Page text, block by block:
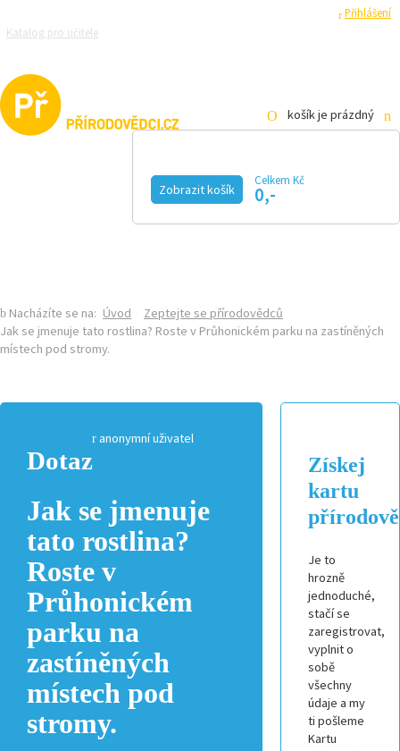
Přihlášení
Katalog pro učitele
košík je prázdný
Zobrazit košík
Celkem Kč
0,-
Nacházíte se na: Úvod
Zeptejte se přírodovědců
Jak se jmenuje tato rostlina? Roste v Průhonickém parku na zastíněných
místech pod stromy.
anonymní uživatel
Dotaz
Jak se jmenuje
tato rostlina?
Roste v
Průhonickém
parku na
zastíněných
místech pod
stromy.
Získej
kartu
Je to
hrozně
jednoduché,
stačí se
zaregistrovat,
vyplnit o
sobě
všechny
údaje a my
ti pošleme
Kartu